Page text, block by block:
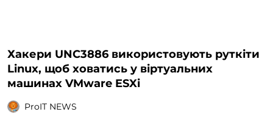
Хакери UNC3886 використовують руткіти
Linux, щоб ховатись у віртуальних
машинах VMware ESXi
ProIT NEWS